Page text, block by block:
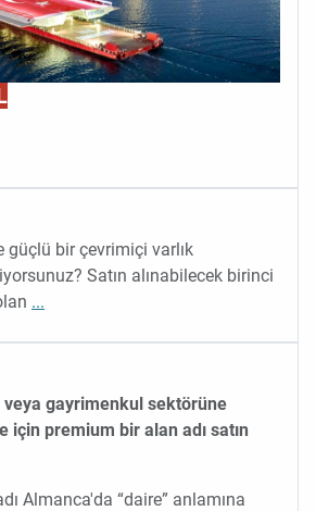
güçlü bir çevrimiçi varlık
Satın alınabilecek birinci
...
gayrimenkul sektörüne
için premium bir alan adı satın
Almanca'da “daire” anlamına